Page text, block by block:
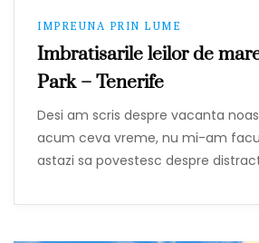
IMPREUNA PRIN LUME
Imbratisarile leilor de
Park – Tenerife
Desi am scris despre vacanta
acum ceva vreme, nu mi-am
astazi sa povestesc despre